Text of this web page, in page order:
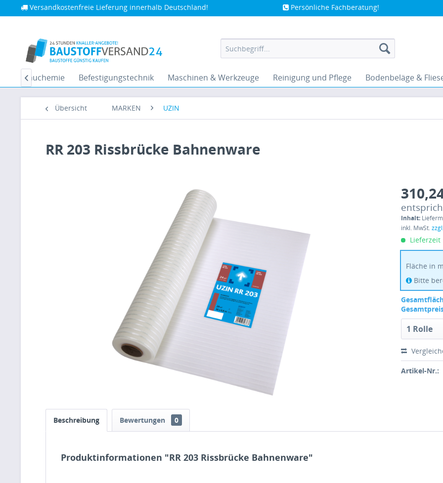
Versandkostenfreie Lieferung innerhalb Deutschland! Persönliche Fachberatung!
Bauchemie Befestigungstechnik Maschinen & Werkzeuge Reinigung und Pflege Bodenbeläge &

Übersicht MARKEN UZIN
RR 203 Rissbrücke Bahnenware
Inhalt:
inkl. MwSt.
Lieferzeit
Fläche in
Bitte
Artikel-Nr.:
Beschreibung Bewertungen 0
Produktinformationen "RR 203 Rissbrücke Bahnenware"